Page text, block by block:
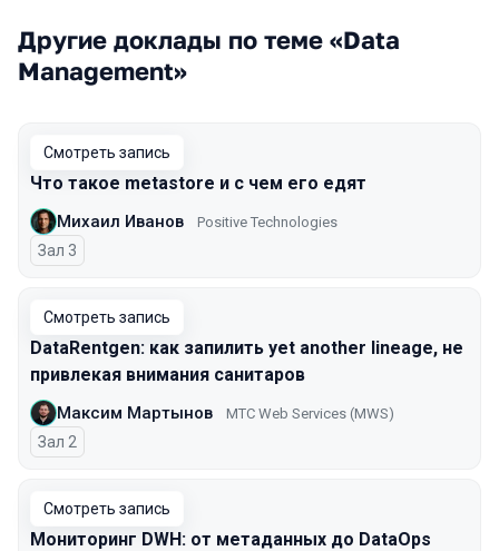
Другие доклады по теме «Data
Management»
Смотреть запись
Что такое metastore и с чем его едят
Михаил Иванов Positive Technologies
Зал 3
Смотреть запись
DataRentgen: как запилить yet another lineage, не
привлекая внимания санитаров
Максим Мартынов MTС Web Services (MWS)
Зал 2
Смотреть запись
Мониторинг DWH: от метаданных до DataOps